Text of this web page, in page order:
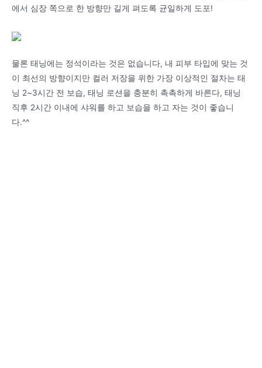
에서 심장 쪽으로 한 방향만 길게 펴도록 균일하게 도포!
물론 태닝에는 정석이라는 것은 없습니다, 내 피부 타입에 맞는 것
이 최선의 방향이지만 컬러 저장을 위한 가장 이상적인 절차는 태
닝 2~3시간 전 보습, 태닝 로션을 충분히 촉촉하게 바른다, 태닝
직후 2시간 이내에 샤워를 하고 보습을 하고 자는 것이 좋습니
다.^^